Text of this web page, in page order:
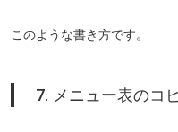
このような書き方です。
7. メニュー表のコ